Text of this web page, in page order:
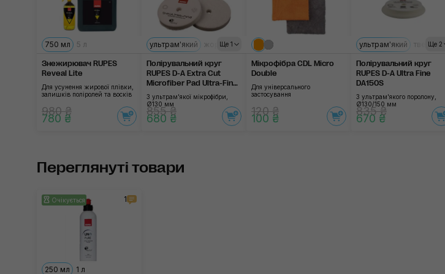
750 мл 5 л
Знежирювач RUPES
Reveal Lite
Для усунення жирової плівки,
залишків поліролей та восків
980 ₴
780 ₴
Ще 1
ультрам'який жорсткий м'який
Полірувальний круг
RUPES D-A Extra Cut
Microfiber Pad Ultra-Fine
MF130S
З ультрам'якої мікрофібри,
Ø130 мм
855 ₴
680 ₴
Мікрофібра CDL Micro
Double
Для універсального
застосування
120 ₴
100 ₴
Ще 2
ультрам'який твердий
Полірувальний круг
RUPES D-A Ultra Fine
DA150S
З ультрам'якого поролону,
Ø130/150 мм
835 ₴
670 ₴
Переглянуті товари
Очікується 1
250 мл 1 л